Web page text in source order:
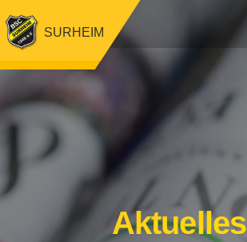
SURHEIM
Aktuelles